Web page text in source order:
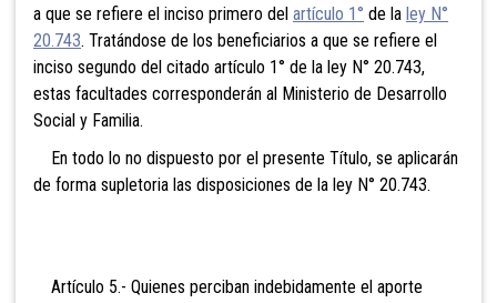
a que se refiere el inciso primero del artículo 1° de la ley N°
20.743. Tratándose de los beneficiarios a que se refiere el
inciso segundo del citado artículo 1° de la ley N° 20.743,
estas facultades corresponderán al Ministerio de Desarrollo
Social y Familia.
En todo lo no dispuesto por el presente Título, se aplicarán
de forma supletoria las disposiciones de la ley N° 20.743.
Artículo 5.- Quienes perciban indebidamente el aporte